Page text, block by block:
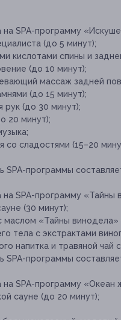
на SPA-программу
(до 5 минут);
кислотами спины и
(до 10 минут);
массаж задней
(до 15 минут);
рук (до 30 минут);
20 минут);
со сладостями (15–20
SPA-программы
на SPA-программу «Тайны
(30 минут);
«Тайны винодела»
тела с экстрактами
напитка и травяной чай
SPA-программы
на SPA-программу «Океан
сауне (до 20 минут);